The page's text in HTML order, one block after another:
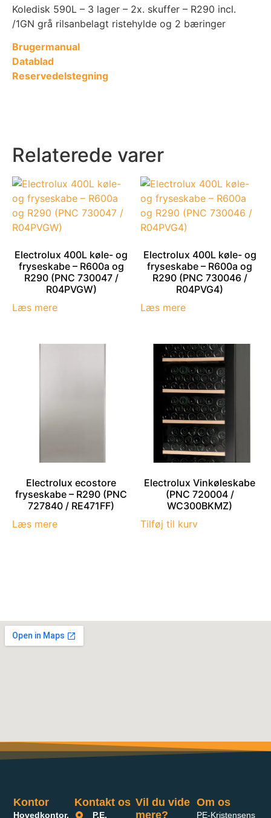
Koledisk 590L – 3 lager – 2x. skuffer – R290 incl.
/1GN grå rilsanbelagt ristehylde og 2 bæringer
Brugermanual
Datablad
Reservedelstegning
Relaterede varer
Electrolux 400L køle- og
fryseskabe – R600a og
R290 (PNC 730047 /
R04PVGW)
Læs mere
Electrolux 400L køle- og
fryseskabe – R600a og
R290 (PNC 730046 /
R04PVG4)
Læs mere
Electrolux ecostore
fryseskabe – R290 (PNC
727840 / RE471FF)
Læs mere
Electrolux Vinkøleskabe
(PNC 720004 /
WC300BKMZ)
Tilføj til kurv
Om os
PE-Kristensens
Vil du vide
mere?
Kontakt os
P.E.
Kontor
Hovedkontor,